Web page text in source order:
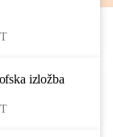
izložba